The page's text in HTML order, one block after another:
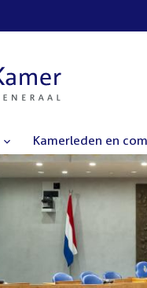
Kamerleden en